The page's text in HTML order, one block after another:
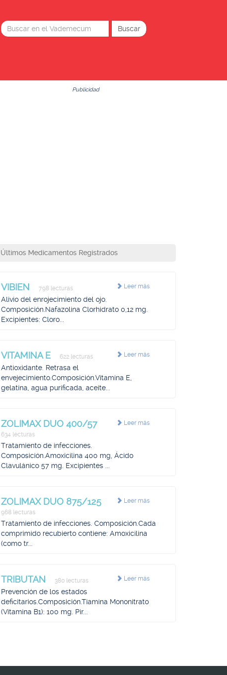
Publicidad
Últimos Medicamentos Registrados
Leer más
VIBIEN 798 lecturas
Alivio del enrojecimiento del ojo.
Composición.Nafazolina Clorhidrato 0,12 mg.
Excipientes: Cloro...
Leer más
VITAMINA E 622 lecturas
Antioxidante. Retrasa el
envejecimiento.Composición.Vitamina E,
gelatina, agua purificada, aceite...
Leer más
ZOLIMAX DUO 400/57
634 lecturas
Tratamiento de infecciones.
Composición.Amoxicilina 400 mg, Ácido
Clavulánico 57 mg. Excipientes ...
Leer más
ZOLIMAX DUO 875/125
968 lecturas
Tratamiento de infecciones. Composición.Cada
comprimido recubierto contiene: Amoxicilina
(como tr...
Leer más
TRIBUTAN 380 lecturas
Prevención de los estados
deficitarios.Composición.Tiamina Mononitrato
(Vitamina B1): 100 mg. Pir...